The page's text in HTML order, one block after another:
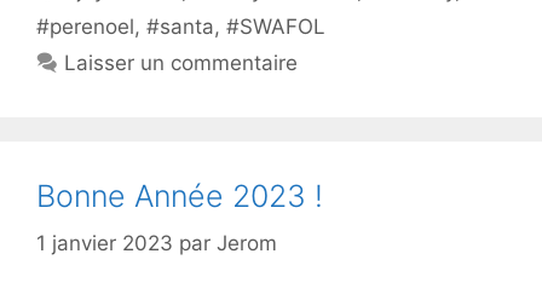
#perenoel, #santa, #SWAFOL
Laisser un commentaire
Bonne Année 2023 !
1 janvier 2023 par Jerom